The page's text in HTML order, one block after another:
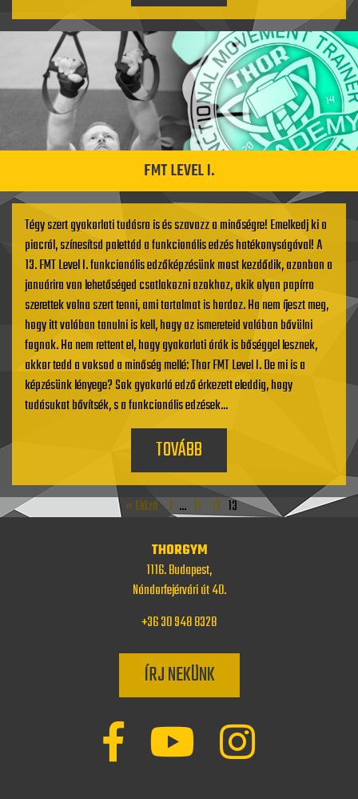
FMT LEVEL I.
Tégy szert gyakorlati tudásra is és szavazz a minőségre! Emelkedj ki a
piacról, színesítsd palettád a funkcionális edzés hatékonyságával! A
13. FMT Level I. funkcionális edzőképzésünk most kezdődik, azonban a
januárira van lehetőséged csatlakozni azokhoz, akik olyan papírra
szerettek volna szert tenni, ami tartalmat is hordoz. Ha nem íjeszt meg,
hogy itt valóban tanulni is kell, hogy az ismereteid valóban bővülni
fognak. Ha nem rettent el, hogy gyakorlati órák is bőséggel lesznek,
akkor tedd a voksod a minőség mellé: Thor FMT Level I. De mi is a
képzésünk lényege? Sok gyakorló edző érkezett eleddig, hogy
tudásukat bővítsék, s a funkcionális edzések...
TOVÁBB
« Előző 1 … 11 12 13
THORGYM
1116. Budapest,
Nándorfejérvári út 40.
+36 30 948 8328
ÍRJ NEKÜNK